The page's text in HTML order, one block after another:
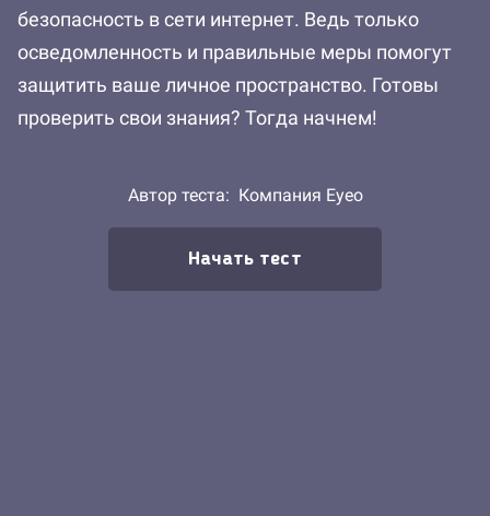
безопасность в сети интернет. Ведь только
осведомленность и правильные меры помогут
защитить ваше личное пространство. Готовы
проверить свои знания? Тогда начнем!
Автор теста: Компания Eyeo
Начать тест